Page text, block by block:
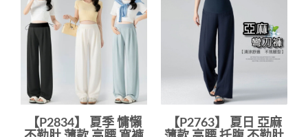
【P2834】 夏季 慵懶
【P2763】 夏日 亞麻